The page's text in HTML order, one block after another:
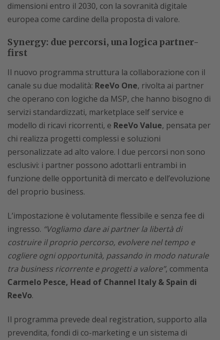
dimensioni entro il 2030, con la sovranità digitale
europea come cardine della proposta di valore.
Synergy: due percorsi, una logica partner-
first
Il nuovo programma struttura la collaborazione con il
canale su due modalità: ReeVo One, rivolta ai partner
che operano con logiche da MSP, che hanno bisogno di
servizi standardizzati, marketplace self service e
modello di ricavi ricorrenti, e ReeVo Value, pensata per
chi realizza progetti complessi e soluzioni
personalizzate ad alto valore. I due percorsi non sono
esclusivi: i partner possono adottarli entrambi in
funzione delle opportunità di mercato e dell’evoluzione
del proprio business.
L’impostazione è volutamente flessibile e senza fee di
ingresso. “Vogliamo dare ai partner la libertà di
costruire il proprio percorso, evolvere nel tempo e
cogliere ogni opportunità, passando in modo naturale
tra business ricorrente e progetti a valore”, commenta
Carmelo Pesce, Head of Channel Italy & Spain di
ReeVo.
Il programma prevede deal registration, supporto alla
prevendita, fondi di co-marketing e un sistema di